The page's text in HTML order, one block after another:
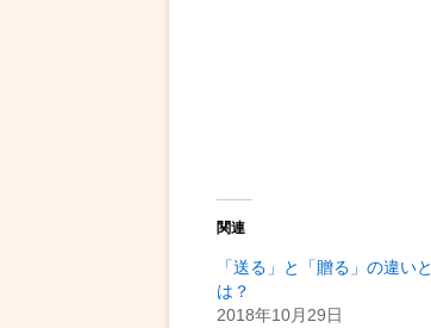
関連
「送る」と「贈る」の違いと
は？
2018年10月29日